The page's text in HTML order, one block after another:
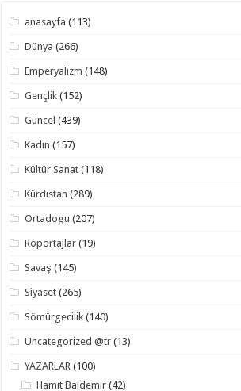
anasayfa (113)
Dünya (266)
Emperyalizm (148)
Gençlik (152)
Güncel (439)
Kadın (157)
Kültür Sanat (118)
Kürdistan (289)
Ortadogu (207)
Röportajlar (19)
Savaş (145)
Siyaset (265)
Sömürgecilik (140)
Uncategorized @tr (13)
YAZARLAR (100)
Hamit Baldemir (42)